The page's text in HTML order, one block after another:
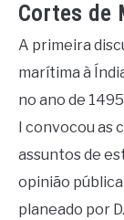
Cortes de
A primeira
marítima à
no ano de
I convocou
assuntos de
opinião
planeado por